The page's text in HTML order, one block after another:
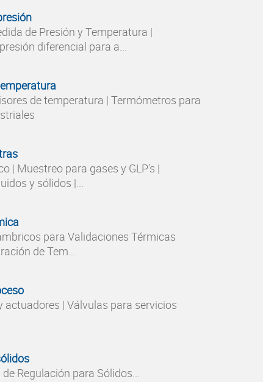
de Presión y Temperatura |
diferencial para a...
de temperatura | Termómetros para
| Muestreo para gases y GLP's |
y sólidos |...
para Validaciones Térmicas
de Tem...
actuadores | Válvulas para servicios
Regulación para Sólidos...